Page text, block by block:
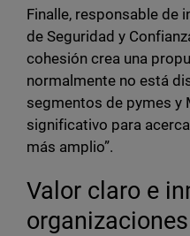
Finalle, responsable de
de Seguridad y
cohesión crea una
normalmente no está
segmentos de pymes y
significativo para
más amplio”.
Valor claro e